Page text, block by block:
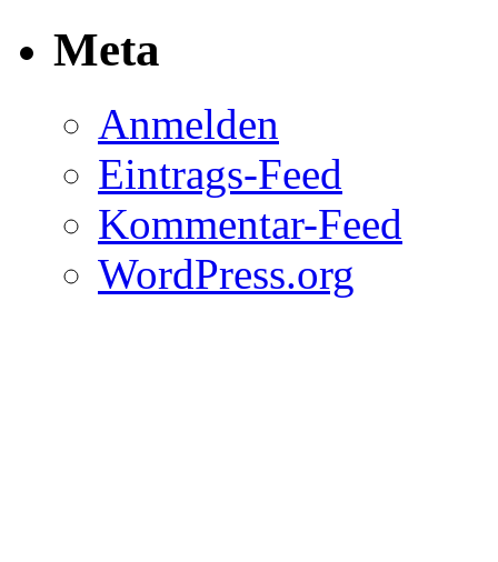
Meta
Anmelden
Eintrags-Feed
Kommentar-Feed
WordPress.org